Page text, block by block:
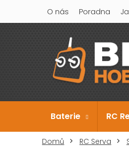
obsah
O nás Poradna
Baterie RC
Domů RC Serva